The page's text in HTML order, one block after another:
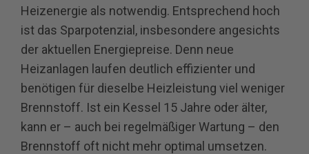
Heizenergie als notwendig. Entsprechend hoch
ist das Sparpotenzial, insbesondere angesichts
der aktuellen Energiepreise. Denn neue
Heizanlagen laufen deutlich effizienter und
benötigen für dieselbe Heizleistung viel weniger
Brennstoff. Ist ein Kessel 15 Jahre oder älter,
kann er – auch bei regelmäßiger Wartung – den
Brennstoff oft nicht mehr optimal umsetzen.